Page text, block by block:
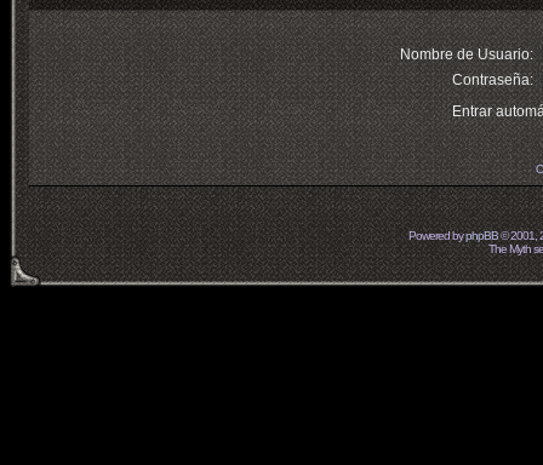
Nombre de Usuario:
Contraseña:
Entrar
Powered byphpBB© 2001,
The Myth